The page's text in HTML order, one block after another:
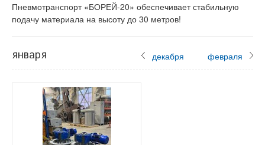
Пневмотранспорт «БОРЕЙ-20» обеспечивает стабильную
подачу материала на высоту до 30 метров!
декабря февраля
января